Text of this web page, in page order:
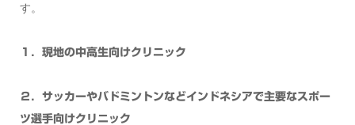
す。
１．現地の中高生向けクリニック
２．サッカーやバドミントンなどインドネシアで主要なスポー
ツ選手向けクリニック